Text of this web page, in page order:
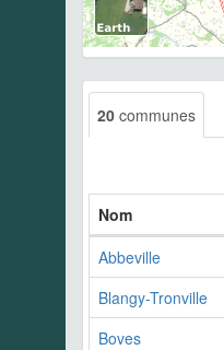
20 communes
Nom
Abbeville
Blangy-Tronville
Boves